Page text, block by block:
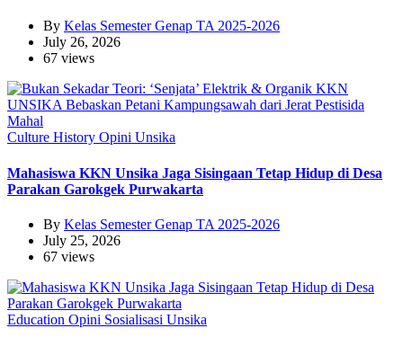
By Kelas Semester Genap TA 2025-2026
July 26, 2026
67 views
Culture History Opini Unsika
Mahasiswa KKN Unsika Jaga Sisingaan Tetap Hidup di Desa
Parakan Garokgek Purwakarta
By Kelas Semester Genap TA 2025-2026
July 25, 2026
67 views
Education Opini Sosialisasi Unsika